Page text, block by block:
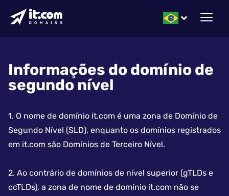
Informações do domínio de
segundo nível
1. O nome de domínio it.com é uma zona de Domínio de
Segundo Nível (SLD), enquanto os domínios registrados
em it.com são Domínios de Terceiro Nível.
2. Ao contrário de domínios de nível superior (gTLDs e
ccTLDs), a zona de nome de domínio it.com não se